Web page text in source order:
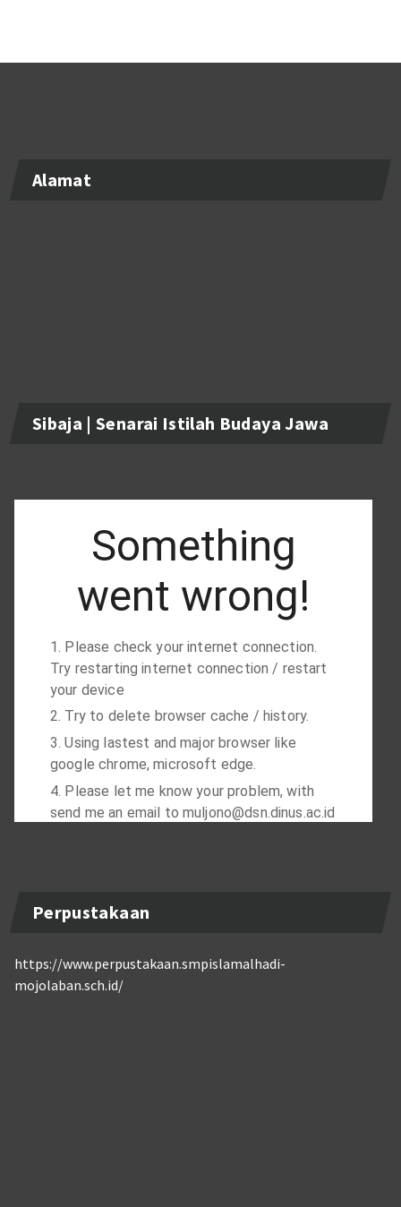
Alamat
Sibaja | Senarai Istilah Budaya Jawa
Perpustakaan
https://www.perpustakaan.smpislamalhadi-
mojolaban.sch.id/